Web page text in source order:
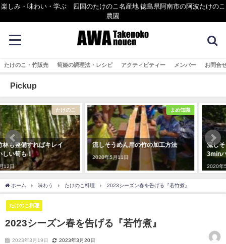
楽しみ・味わい・学ぶ 四国のたけのこ名産地 徳島県阿南市の阿波たけのこ
農園
たけのこ・竹販売 筍姫の調理法・レシピ アクティビティー メンバー お問合
Pickup
まめ知識
流しそうめん用の竹の加工方法
2020年5月11日
ものづくり
流しそうめんの竹加工ムービー
3minバージョン
2020年5月15日
ホーム 味わう たけのこ料理 2023シーズン春を告げる『若竹煮』
たけのこ料理
2023シーズン春を告げる『若竹煮』
2023年3月19日 2023年3月20日